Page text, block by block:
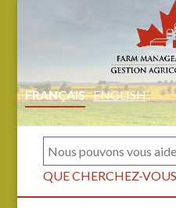
FRANÇAIS ENGLISH
QUE CHERCHEZ-